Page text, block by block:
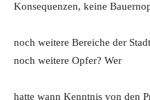
Konsequenzen, keine
noch weitere Bereiche der
noch weitere Opfer? Wer
hatte wann Kenntnis von den